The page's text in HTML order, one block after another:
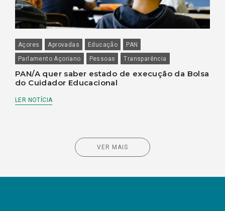
Açores Aprovadas Educação
PAN
Parlamento Açoriano
Pessoas Transparência
PAN/A quer saber estado de execução da Bolsa
do Cuidador Educacional
LER NOTÍCIA
VER MAIS